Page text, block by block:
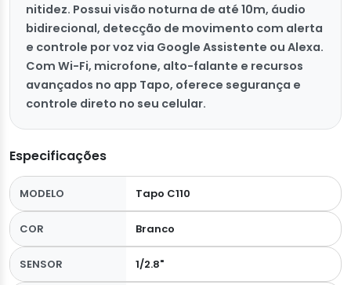
nitidez. Possui visão noturna de até 10m, áudio
bidirecional, detecção de movimento com alerta
e controle por voz via Google Assistente ou Alexa.
Com Wi-Fi, microfone, alto-falante e recursos
avançados no app Tapo, oferece segurança e
controle direto no seu celular.
Especificações
MODELO Tapo C110
COR Branco
SENSOR 1/2.8"